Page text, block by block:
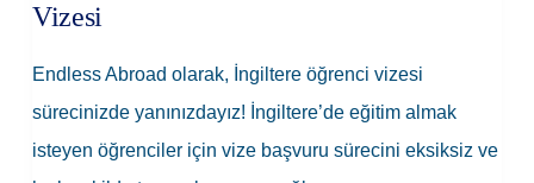
Vizesi
Endless Abroad olarak, İngiltere öğrenci vizesi
sürecinizde yanınızdayız! İngiltere’de eğitim almak
isteyen öğrenciler için vize başvuru sürecini eksiksiz ve